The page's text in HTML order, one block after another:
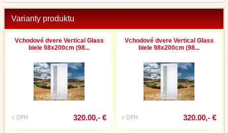
Varianty produktu
Vchodové dvere Vertical Glass
biele 98x200cm (98...
s DPH 320.00,- €
Vchodové dvere Vertical Glass
biele 98x200cm (98...
s DPH 320.00,- €